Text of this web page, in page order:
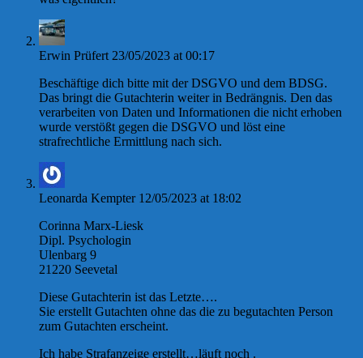
Erwin Prüfert 23/05/2023 at 00:17
Beschäftige dich bitte mit der DSGVO und dem BDSG.
Das bringt die Gutachterin weiter in Bedrängnis. Den das
verarbeiten von Daten und Informationen die nicht erhoben
wurde verstößt gegen die DSGVO und löst eine
strafrechtliche Ermittlung nach sich.
Leonarda Kempter 12/05/2023 at 18:02
Corinna Marx-Liesk
Dipl. Psychologin
Ulenbarg 9
21220 Seevetal
Diese Gutachterin ist das Letzte….
Sie erstellt Gutachten ohne das die zu begutachten Person
zum Gutachten erscheint.
Ich habe Strafanzeige erstellt…läuft noch .